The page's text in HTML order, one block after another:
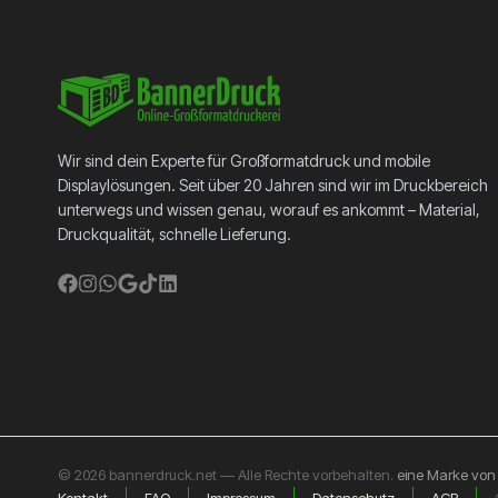
Wir sind dein Experte für Großformatdruck und mobile
Displaylösungen. Seit über 20 Jahren sind wir im Druckbereich
unterwegs und wissen genau, worauf es ankommt – Material,
Druckqualität, schnelle Lieferung.
© 2026 bannerdruck.net — Alle Rechte vorbehalten. eine Marke von